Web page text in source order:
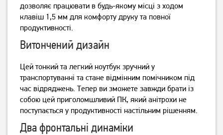
Ноутбук Acer Aspire Lite
(NX.DLQEX.002) Light Silver
30 999грн
Ноутбук Asus VivoBook 15
X1504VA-BQ4292
дозволяє працювати в будь-якому місці з ходом
клавіш 1,5 мм для комфорту друку та повної
продуктивності.
Витончений дизайн
Цей тонкий та легкий ноутбук зручний у
транспортуванні та стане відмінним помічником під
час відряджень. Тепер ви зможете завжди брати із
собою цей приголомшливий ПК, який анітрохи не
поступається у продуктивності настільним рішенням.
Два фронтальні динаміки